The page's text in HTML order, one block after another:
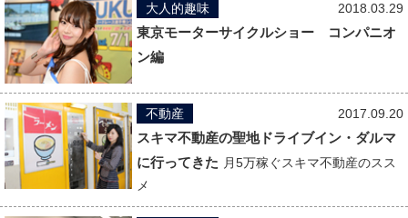
2018.03.29
大人的趣味
東京モーターサイクルショー コンパニオ
ン編
2017.09.20
不動産
スキマ不動産の聖地ドライブイン・ダルマ
に行ってきた 月5万稼ぐスキマ不動産のスス
メ